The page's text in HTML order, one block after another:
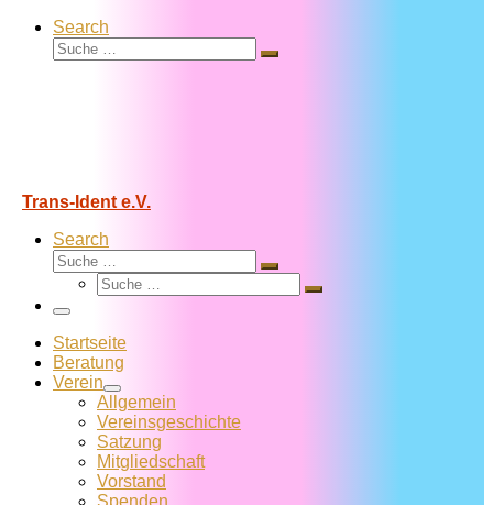
Search
Suche
Suche
Trans-Ident e.V.
Search
Suche
Suche
Suche
Suche
Menü
Startseite
Beratung
Verein
Allgemein
Vereins­geschichte
Satzung
Mitglied­schaft
Vorstand
Spenden